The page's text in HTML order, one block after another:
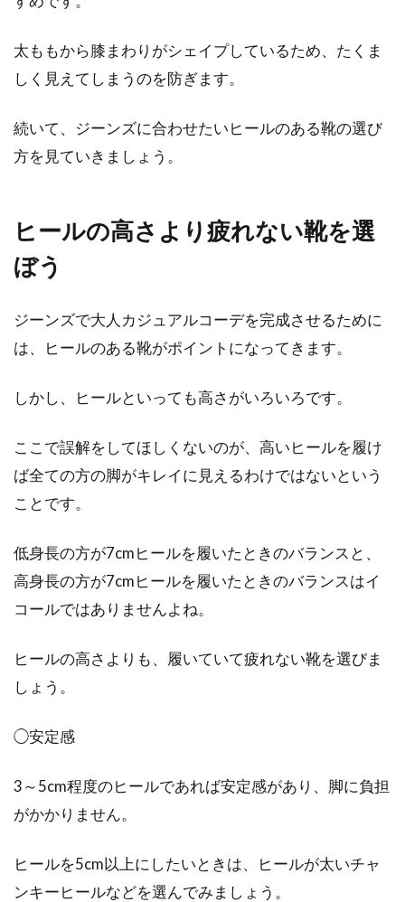
のブランドがおすすめ？
ッションの定番アイテムです。定番アイテムな
スカート選びは人気ブランドで！上
ァッションアイテムです。合わせるスカートに
よっ...
のメンズスタイルに！
かし、そ...
ディースの人気色はこれ！
ブランド！その魅力とは？
太ももから膝まわりがシェイプしているため、たくま
しく見えてしまうのを防ぎます。
続いて、ジーンズに合わせたいヒールのある靴の選び
方を見ていきましょう。
ヒールの高さより疲れない靴を選
ぼう
ジーンズで大人カジュアルコーデを完成させるために
は、ヒールのある靴がポイントになってきます。
しかし、ヒールといっても高さがいろいろです。
ここで誤解をしてほしくないのが、高いヒールを履け
ば全ての方の脚がキレイに見えるわけではないという
ことです。
低身長の方が7cmヒールを履いたときのバランスと、
高身長の方が7cmヒールを履いたときのバランスはイ
コールではありませんよね。
ヒールの高さよりも、履いていて疲れない靴を選びま
しょう。
◯安定感
3～5cm程度のヒールであれば安定感があり、脚に負担
がかかりません。
ヒールを5cm以上にしたいときは、ヒールが太いチャ
ンキーヒールなどを選んでみましょう。